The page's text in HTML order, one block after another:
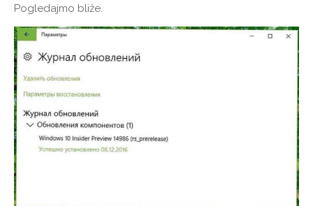
Pogledajmo bliže.